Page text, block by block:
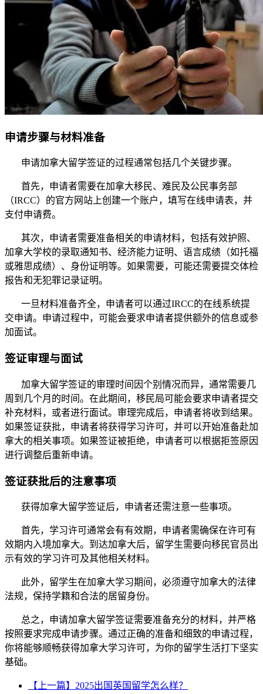
申请步骤与材料准备
申请加拿大留学签证的过程通常包括几个关键步骤。
首先，申请者需要在加拿大移民、难民及公民事务部
（IRCC）的官方网站上创建一个账户，填写在线申请表，并
支付申请费。
其次，申请者需要准备相关的申请材料，包括有效护照、
加拿大学校的录取通知书、经济能力证明、语言成绩（如托福
或雅思成绩）、身份证明等。如果需要，可能还需要提交体检
报告和无犯罪记录证明。
一旦材料准备齐全，申请者可以通过IRCC的在线系统提
交申请。申请过程中，可能会要求申请者提供额外的信息或参
加面试。
签证审理与面试
加拿大留学签证的审理时间因个别情况而异，通常需要几
周到几个月的时间。在此期间，移民局可能会要求申请者提交
补充材料，或者进行面试。审理完成后，申请者将收到结果。
如果签证获批，申请者将获得学习许可，并可以开始准备赴加
拿大的相关事项。如果签证被拒绝，申请者可以根据拒签原因
进行调整后重新申请。
签证获批后的注意事项
获得加拿大留学签证后，申请者还需注意一些事项。
首先，学习许可通常会有有效期，申请者需确保在许可有
效期内入境加拿大。到达加拿大后，留学生需要向移民官员出
示有效的学习许可及其他相关材料。
此外，留学生在加拿大学习期间，必须遵守加拿大的法律
法规，保持学籍和合法的居留身份。
总之，申请加拿大留学签证需要准备充分的材料，并严格
按照要求完成申请步骤。通过正确的准备和细致的申请过程，
你将能够顺畅获得加拿大学习许可，为你的留学生活打下坚实
基础。
【上一篇】2025出国英国留学怎么样？